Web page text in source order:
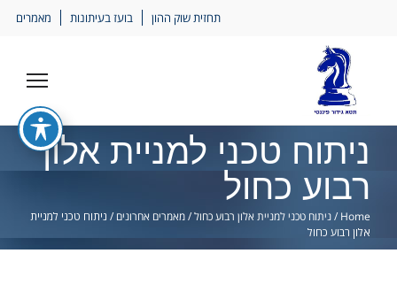
תחזית שוק ההון בועז בעיתונות מאמרים
ניתוח טכני למניית אלון
רבוע כחול
Home
/ניתוח טכני למניית אלון רבוע כחול/מאמרים אחרונים / ניתוח טכני למניית
אלון רבוע כחול